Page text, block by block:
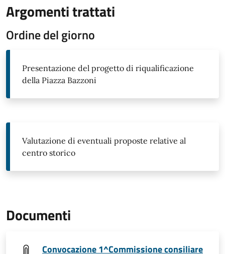
Argomenti trattati
Ordine del giorno
Presentazione del progetto di riqualificazione
della Piazza Bazzoni
Valutazione di eventuali proposte relative al
centro storico
Documenti
Convocazione 1^Commissione consiliare